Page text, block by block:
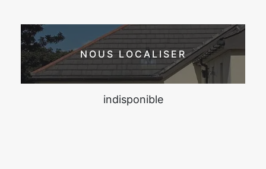
NOUS LOCALISER
indisponible